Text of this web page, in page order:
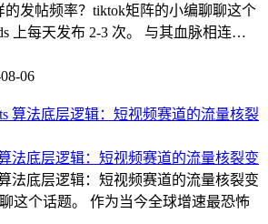
的发帖频率？tiktok矩阵的小编聊聊这个
上每天发布 2-3 次。 与其血脉相连…
06
法底层逻辑：短视频赛道的流量核裂变
法底层逻辑：短视频赛道的流量核裂变
这个话题。 作为当今全球增速最恐怖